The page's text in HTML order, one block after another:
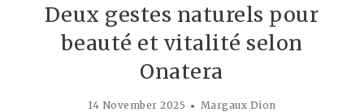
Deux gestes naturels pour
beauté et vitalité selon
Onatera
14 November 2025 Margaux Dion